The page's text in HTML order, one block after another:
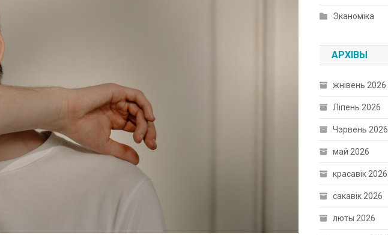
Эканоміка
АРХІВЫ
жнівень 2026
Ліпень 2026
Чэрвень 2026
май 2026
красавік 2026
сакавік 2026
люты 2026